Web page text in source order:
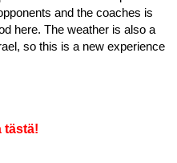
and the coaches is
here. The weather is also a
so this is a new experience
tästä!